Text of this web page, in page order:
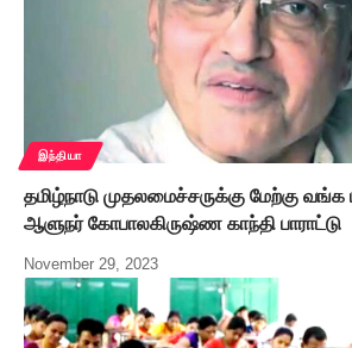
இந்தியா
தமிழ்நாடு முதலமைச்சருக்கு மேற்கு
ஆளுநர் கோபாலகிருஷ்ண காந்தி பாராட்டு
November 29, 2023